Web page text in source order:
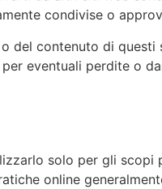
condivise o
del contenuto di
eventuali perdite o
solo per gli
online